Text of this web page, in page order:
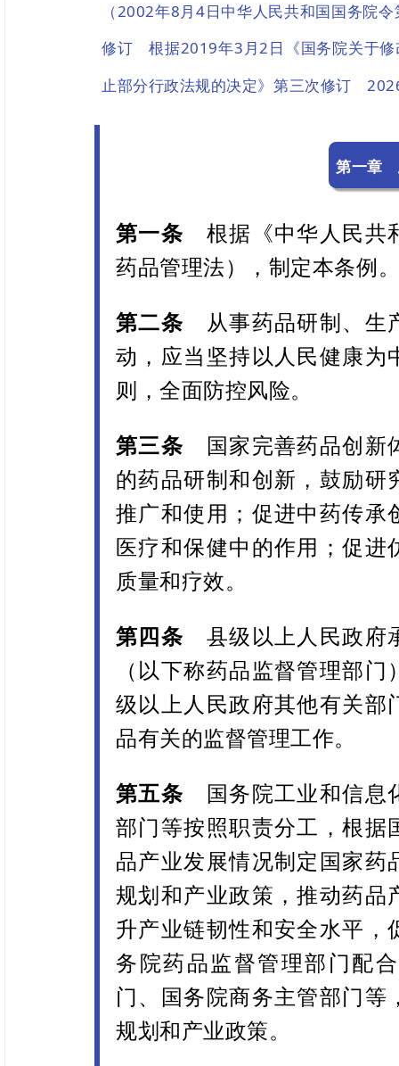
（2002年8月4日中华人民共和国国务院
修订 根据2019年3月2日《国务院关于
止部分行政法规的决定》第三次修订
第一
第一条 根据《中华人民共
药品管理法），制定本条例
第二条 从事药品研制、生
动，应当坚持以人民健康为
则，全面防控风险。
第三条 国家完善药品创新
的药品研制和创新，鼓励研
推广和使用；促进中药传承
医疗和保健中的作用；促
质量和疗效。
第四条 县级以上人民政府
（以下称药品监督管理部
级以上人民政府其他有关部
品有关的监督管理工作。
第五条
国务院工业和信息
部门等按照职责分工，根据
品产业发展情况制定国家药
规划和产业政策，推动药品
升产业链韧性和安全水平，
务院药品监督管理部门配
门、国务院商务主管部门等
规划和产业政策。